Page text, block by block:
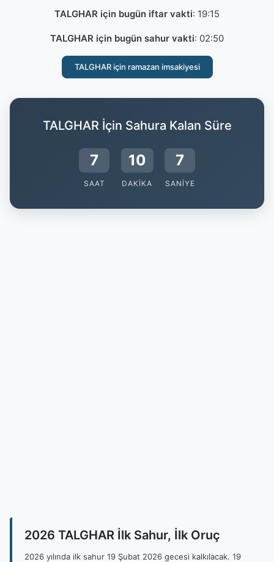
TALGHAR için bugün iftar vakti: 19:15
TALGHAR için bugün sahur vakti: 02:50
TALGHAR için ramazan imsakiyesi
TALGHAR İçin Sahura Kalan Süre
7
SAAT
10
DAKIKA
6
SANIYE
2026 TALGHAR İlk Sahur, İlk Oruç
2026 yılında ilk sahur 19 Şubat 2026 gecesi kalkılacak. 19